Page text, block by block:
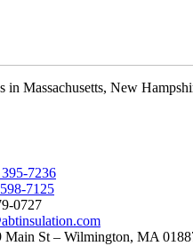
in Massachusetts, New
7236
7125
0727
Main St – Wilmington, MA